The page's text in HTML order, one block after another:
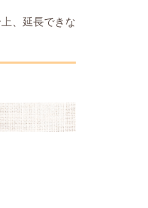
、延長できな